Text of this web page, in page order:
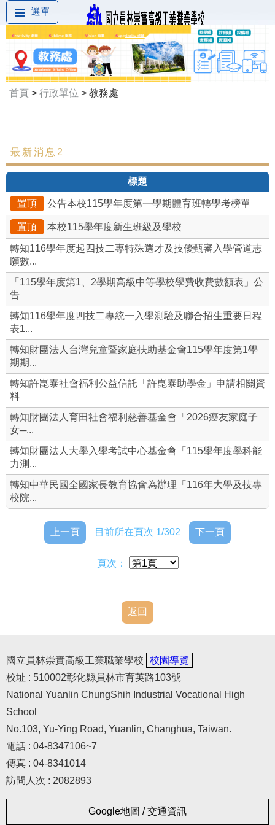
選單
首頁 > 行政單位 > 教務處
最新消息
處內組織架構
教學組
註冊組
資源班
課綱相關實施要點&學習歷程檔案
本校整體課程計畫書(及課程手冊)
崇高校長及教師公開授課
資通安全專區
校外人士協助教學或活動專區
最新消息2
標題
置頂 公告本校115學年度第一學期體育班轉學考榜單
置頂 本校115學年度新生班級及學校
轉知116學年度起四技二專特殊選才及技優甄審入學管道志
願數...
「115學年度第1、2學期高級中等學校學費收費數額表」公
告
轉知116學年度四技二專統一入學測驗及聯合招生重要日程
表1...
轉知財團法人台灣兒童暨家庭扶助基金會115學年度第1學
期期...
轉知許崑泰社會福利公益信託「許崑泰助學金」申請相關資
料
轉知財團法人育田社會福利慈善基金會「2026癌友家庭子
女─...
轉知財團法人大學入學考試中心基金會「115學年度學科能
力測...
轉知中華民國全國家長教育協會為辦理「116年大學及技專
校院...
上一頁 目前所在頁次 1/302 下一頁
頁次：
返回
國立員林崇實高級工業職業學校
校園導覽
校址 : 510002彰化縣員林市育英路103號
National Yuanlin ChungShih Industrial Vocational High
School
No.103, Yu-Ying Road, Yuanlin, Changhua, Taiwan.
電話 : 04-8347106~7
傳真 : 04-8341014
訪問人次 : 2082893
Google地圖 / 交通資訊